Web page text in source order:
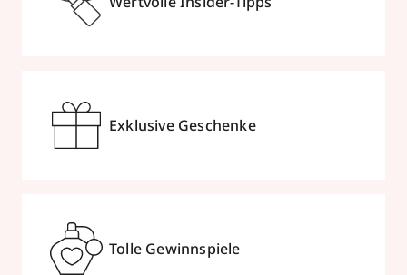
Exklusive Geschenke
Tolle Gewinnspiele